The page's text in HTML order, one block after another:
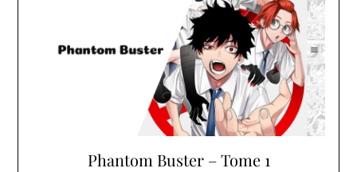
Phantom Buster – Tome 1